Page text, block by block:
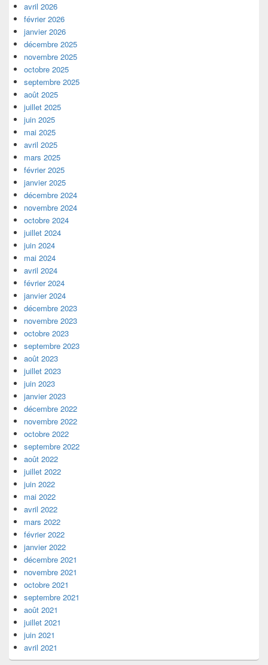
avril 2026
février 2026
janvier 2026
décembre 2025
novembre 2025
octobre 2025
septembre 2025
août 2025
juillet 2025
juin 2025
mai 2025
avril 2025
mars 2025
février 2025
janvier 2025
décembre 2024
novembre 2024
octobre 2024
juillet 2024
juin 2024
mai 2024
avril 2024
février 2024
janvier 2024
décembre 2023
novembre 2023
octobre 2023
septembre 2023
août 2023
juillet 2023
juin 2023
janvier 2023
décembre 2022
novembre 2022
octobre 2022
septembre 2022
août 2022
juillet 2022
juin 2022
mai 2022
avril 2022
mars 2022
février 2022
janvier 2022
décembre 2021
novembre 2021
octobre 2021
septembre 2021
août 2021
juillet 2021
juin 2021
avril 2021